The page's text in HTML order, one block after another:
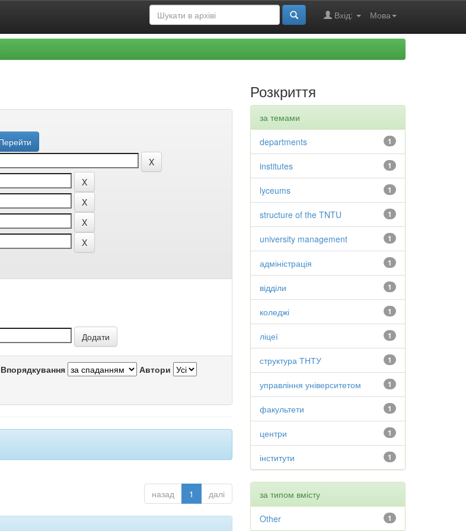
Мова
Вхід:
Впорядкування Автори
назад 1 далі
Розкриття
за темами
1
departments
1
institutes
1
lyceums
1
structure of the TNTU
1
university management
1
адміністрація
1
відділи
1
коледжі
1
ліцеї
1
структура ТНТУ
1
управління університетом
1
факультети
1
центри
1
інститути
за типом вмісту
1
Other